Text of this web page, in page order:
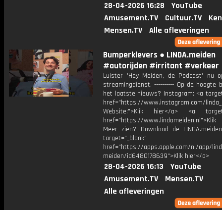
28-04-2026 16:28
YouTube
Amusement.TV
Cultuur.TV
Mensen.TV
Alle afleveringen
Bumperklevers ● LINDA.meiden
#autorijden #irritant #verkeer
Luister 'Hey Meiden, de Podcast' nu
streamingdienst. ---------- Op de hoogte
het laatste nieuws? Instagram: <a
href="https://www.instagram.com/
Website:">Klik hier</a> <a
href="https://
Meer zien? Download de
target="_blank"
href="https://apps.apple.com/nl/app/
meiden/id6480178639">Klik hier</a>
28-04-2026 16:13
YouTube
Amusement.TV
Mensen.TV
Alle afleveringen